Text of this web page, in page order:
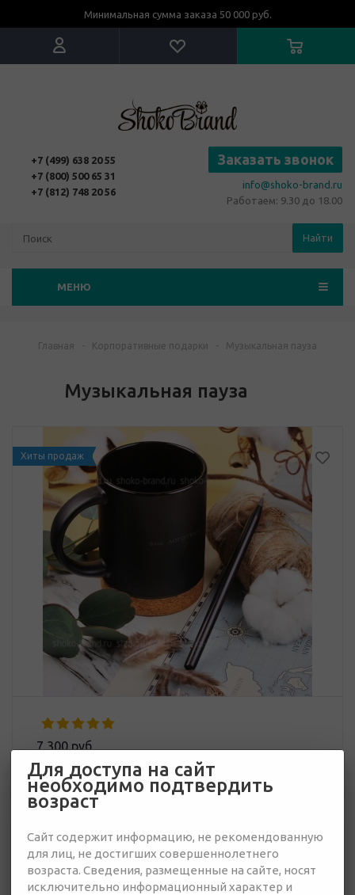
Минимальная сумма заказа 50 000 руб.
+7 (499) 638 20 55
+7 (800) 500 65 31
+7 (812) 748 20 56
Заказать звонок
info@shoko-brand.ru
Работаем: 9.30 до 18.00
Найти
МЕНЮ
Главная - Корпоративные подарки - Музыкальная пауза
Музыкальная пауза
Хиты продаж
7 300 руб.
Отправить
Для доступа на сайт
необходимо подтвердить
возраст
Сайт содержит информацию, не рекомендованную
для лиц, не достигших совершеннолетнего
возраста. Сведения, размещенные на сайте, носят
исключительно информационный характер и